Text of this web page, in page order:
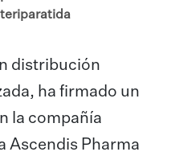
distribución
ha firmado un
la compañía
Ascendis Pharma